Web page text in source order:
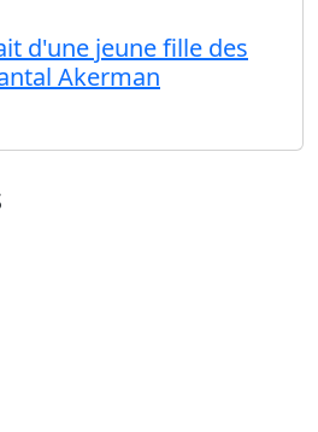
d'une jeune fille des
Akerman